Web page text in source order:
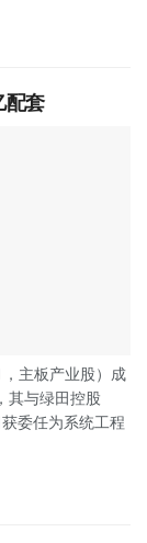
配套
主板产业股）成
其与绿田控股
委任为系统工程